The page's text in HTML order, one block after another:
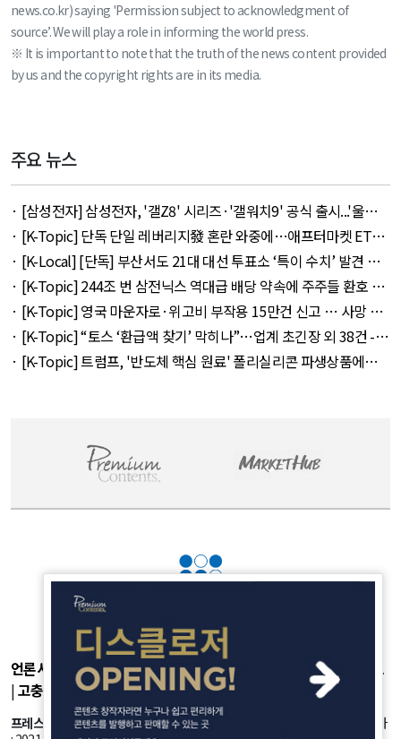
news.co.kr) saying 'Permission subject to acknowledgment of
source’. We will play a role in informing the world press.
※ It is important to note that the truth of the news content provided
by us and the copyright rights are in its media.
주요 뉴스
· [삼성전자] 삼성전자, '갤Z8' 시리즈·'갤워치9' 공식 출시...'울트
라' 257만 7300원 외 51건 - August 6, 2026
· [K-Topic] 단독 단일 레버리지發 혼란 와중에…애프터마켓 ETF
거래 강행 외 71건 - August 6, 2026
· [K-Local] [단독] 부산서도 21대 대선 투표소 ‘특이 수치’ 발견 외
14건 - August 6, 2026
· [K-Topic] 244조 번 삼전닉스 역대급 배당 약속에 주주들 환호 외
21건 - August 6, 2026
· [K-Topic] 영국 마운자로·위고비 부작용 15만건 신고 … 사망 연
관 사례 153건 외 50건 - August 6, 2026
· [K-Topic] “토스 ‘환급액 찾기’ 막히나”…업계 초긴장 외 38건 -
August 6, 2026
· [K-Topic] 트럼프, '반도체 핵심 원료' 폴리실리콘 파생상품에
언론사소개 |개인정보취급방침|광고후원 부가서비스|기사제보
|고충처리 |청소년보호정책
프레스룸
: 서울시 강서구 공항대로 45길 25 등록번호: 서울 아53981 등록일자